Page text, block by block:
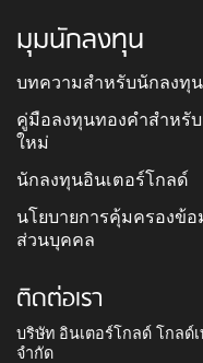
มุมนักลงทุน
บทความสำหรับนักลงทุน
คู่มือลงทุนทองคำสำหรั
ใหม่
นักลงทุนอินเตอร์โกลด์
นโยบายการคุ้มครองข้อ
ส่วนบุคคล
ติดต่อเรา
บริษัท อินเตอร์โกลด์ โกลด์
จำกัด